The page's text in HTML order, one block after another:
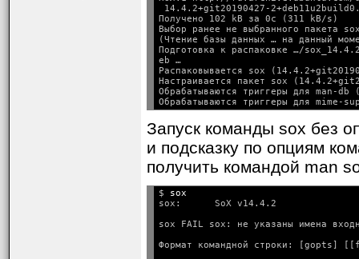
14.4.2+git20190427-
Получено 102 kB за 0с (311 kB/s)
Выбор ранее не выбранного пакета
(Чтение базы данных … на данный
Подготовка к распаковке …/
eb …
Распаковывается sox
Настраивается пакет sox
Обрабатываются триггеры для man-
Запуск команды sox без
и подсказку по опциям
получить командой man
$ sox
sox:      SoX v14.4.2